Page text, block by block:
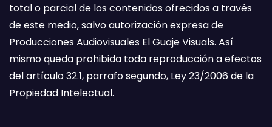
total o parcial de los contenidos ofrecidos a través
de este medio, salvo autorización expresa de
Producciones Audiovisuales El Guaje Visuals. Así
mismo queda prohibida toda reproducción a efectos
del artículo 32.1, parrafo segundo, Ley 23/2006 de la
Propiedad Intelectual.